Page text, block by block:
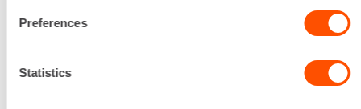
Preferences
Statistics